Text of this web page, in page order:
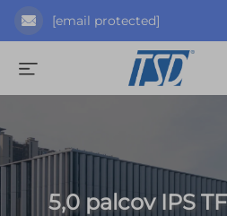
[email protected]
5,0 palcov IPS